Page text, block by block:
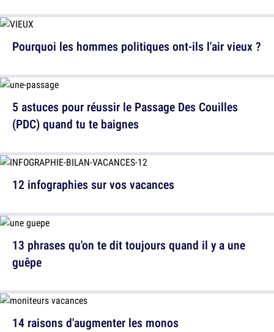
Pourquoi les hommes politiques ont-ils l'air vieux ?
12 infographies sur vos vacances
14 raisons d'augmenter les monos
5 astuces pour réussir le Passage Des Couilles
(PDC) quand tu te baignes
13 phrases qu'on te dit toujours quand il y a une
guêpe